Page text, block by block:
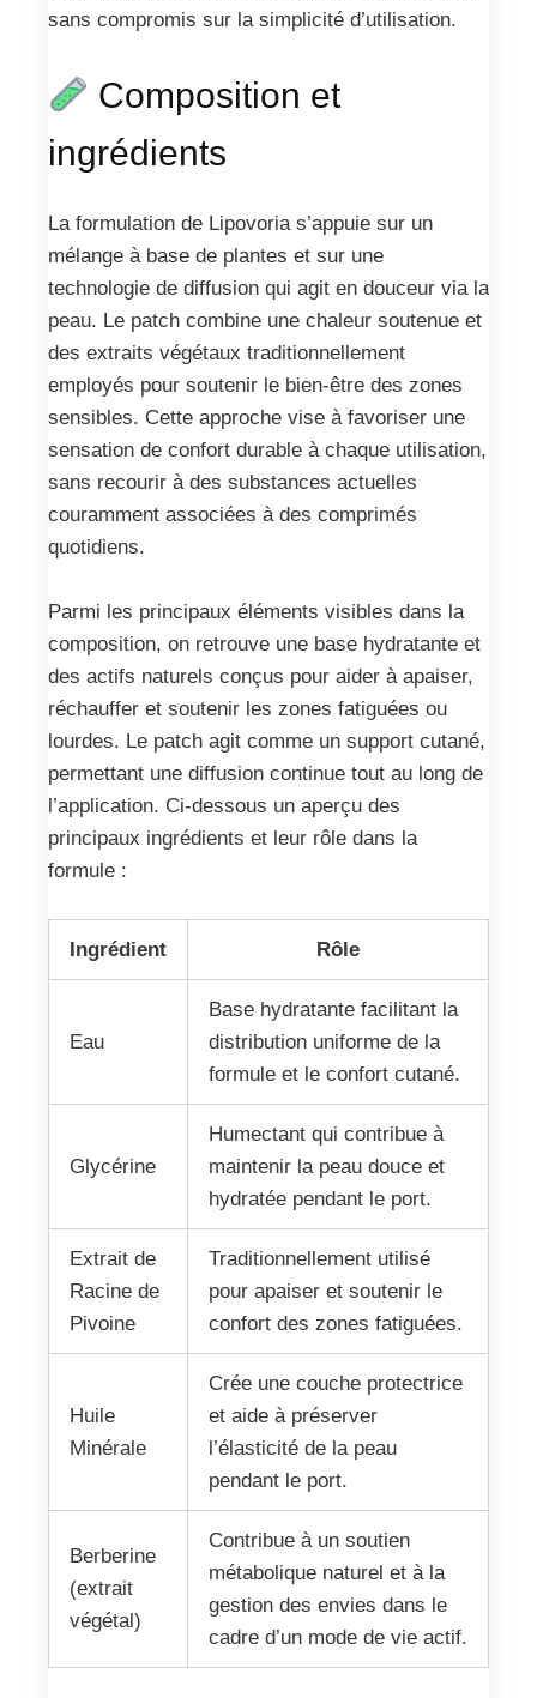
sans compromis sur la simplicité d’utilisation.
Composition et
ingrédients
La formulation de Lipovoria s’appuie sur un
mélange à base de plantes et sur une
technologie de diffusion qui agit en douceur via la
peau. Le patch combine une chaleur soutenue et
des extraits végétaux traditionnellement
employés pour soutenir le bien-être des zones
sensibles. Cette approche vise à favoriser une
sensation de confort durable à chaque utilisation,
sans recourir à des substances actuelles
couramment associées à des comprimés
quotidiens.
Parmi les principaux éléments visibles dans la
composition, on retrouve une base hydratante et
des actifs naturels conçus pour aider à apaiser,
réchauffer et soutenir les zones fatiguées ou
lourdes. Le patch agit comme un support cutané,
permettant une diffusion continue tout au long de
l’application. Ci-dessous un aperçu des
principaux ingrédients et leur rôle dans la
formule :
Ingrédient Rôle
Eau
Base hydratante facilitant la
distribution uniforme de la
formule et le confort cutané.
Glycérine
Humectant qui contribue à
maintenir la peau douce et
hydratée pendant le port.
Extrait de
Racine de
Pivoine
Traditionnellement utilisé
pour apaiser et soutenir le
confort des zones fatiguées.
Huile
Minérale
Crée une couche protectrice
et aide à préserver
l’élasticité de la peau
pendant le port.
Berberine
(extrait
végétal)
Contribue à un soutien
métabolique naturel et à la
gestion des envies dans le
cadre d’un mode de vie actif.